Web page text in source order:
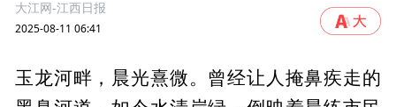
大江网-江西日报
2025-08-11 06:41
玉龙河畔，晨光熹微。曾经让人掩鼻疾走的